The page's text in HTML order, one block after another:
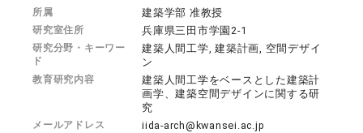
所属 建築学部 准教授
研究室住所 兵庫県三田市学園2-1
研究分野・キーワー
ド
建築人間工学, 建築計画, 空間デザイ
ン
教育研究内容
建築人間工学をベースとした建築計
画学、建築空間デザインに関する研
究
メールアドレス iida-arch@kwansei.ac.jp